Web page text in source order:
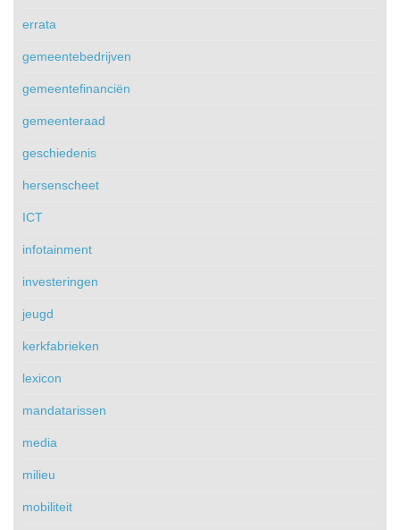
errata
gemeentebedrijven
gemeentefinanciën
gemeenteraad
geschiedenis
hersenscheet
ICT
infotainment
investeringen
jeugd
kerkfabrieken
lexicon
mandatarissen
media
milieu
mobiliteit